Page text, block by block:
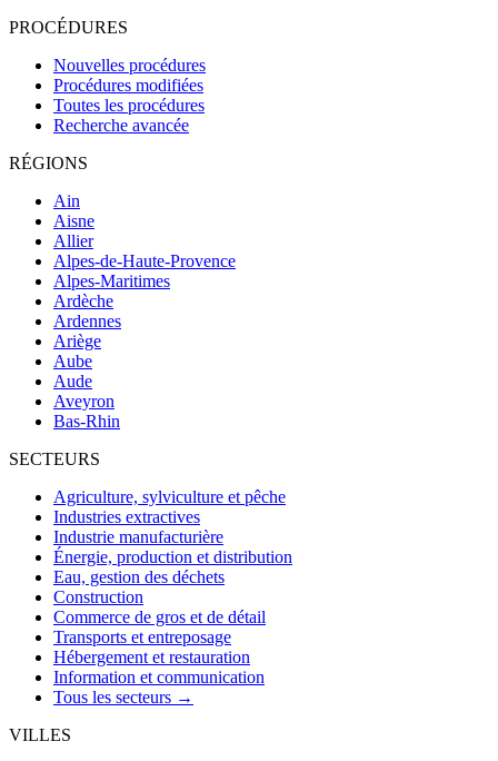
PROCÉDURES
Nouvelles procédures
Procédures modifiées
Toutes les procédures
Recherche avancée
RÉGIONS
Ain
Aisne
Allier
Alpes-de-Haute-Provence
Alpes-Maritimes
Ardèche
Ardennes
Ariège
Aube
Aude
Aveyron
Bas-Rhin
SECTEURS
Agriculture, sylviculture et pêche
Industries extractives
Industrie manufacturière
Énergie, production et distribution
Eau, gestion des déchets
Construction
Commerce de gros et de détail
Transports et entreposage
Hébergement et restauration
Information et communication
Tous les secteurs →
VILLES